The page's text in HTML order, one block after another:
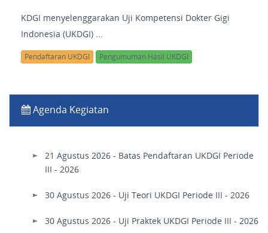
KDGI menyelenggarakan Uji Kompetensi Dokter Gigi
Indonesia (UKDGI) ...
Pendaftaran UKDGI Pengumuman Hasil UKDGI
Agenda Kegiatan
21 Agustus 2026 - Batas Pendaftaran UKDGI Periode
III - 2026
30 Agustus 2026 - Uji Teori UKDGI Periode III - 2026
30 Agustus 2026 - Uji Praktek UKDGI Periode III - 2026